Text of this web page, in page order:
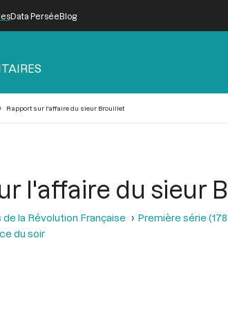
Data PerséeBlog
Rapport sur l'affaire du sieur Brouillet
l'affaire du sieur
la Révolution Française Première série
du soir